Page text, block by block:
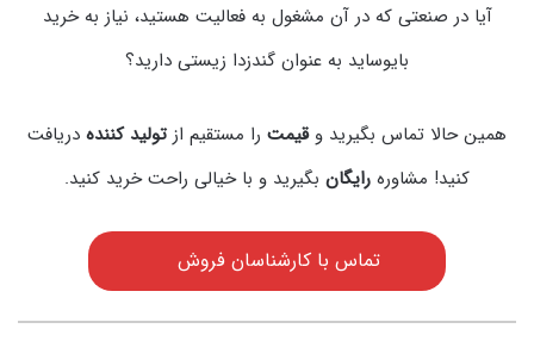
آیا در صنعتی که در آن مشغول به فعالیت هستید، نیاز به خرید
بایوساید به عنوان گندزدا زیستی دارید؟
همین حالا تماس بگیرید وقیمت را مستقیم از تولید کننده دریافت
کنید! مشاوره رایگان بگیرید و با خیالی راحت خرید کنید.
تماس با کارشناسان فروش